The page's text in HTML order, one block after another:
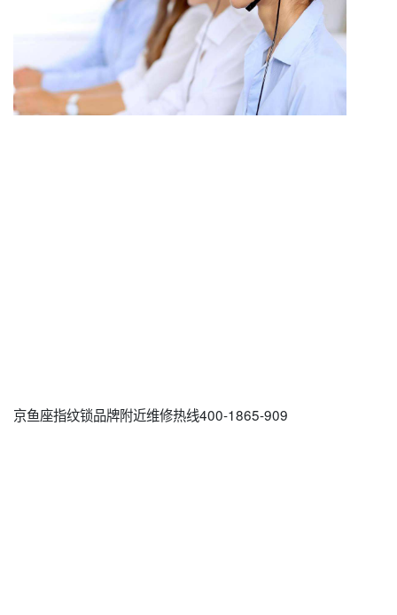
京鱼座指纹锁品牌附近维修热线400-1865-909